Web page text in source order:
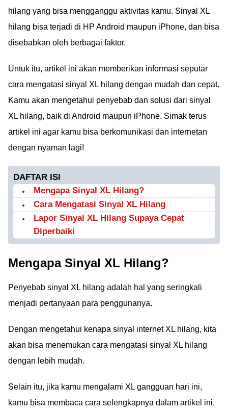
hilang yang bisa mengganggu aktivitas kamu. Sinyal XL
hilang bisa terjadi di HP Android maupun iPhone, dan bisa
disebabkan oleh berbagai faktor.
Untuk itu, artikel ini akan memberikan informasi seputar
cara mengatasi sinyal XL hilang dengan mudah dan cepat.
Kamu akan mengetahui penyebab dan solusi dari sinyal
XL hilang, baik di Android maupun iPhone. Simak terus
artikel ini agar kamu bisa berkomunikasi dan internetan
dengan nyaman lagi!
DAFTAR ISI
Mengapa Sinyal XL Hilang?
Cara Mengatasi Sinyal XL Hilang
Lapor Sinyal XL Hilang Supaya Cepat
Diperbaiki
Mengapa Sinyal XL Hilang?
Penyebab sinyal XL hilang adalah hal yang seringkali
menjadi pertanyaan para penggunanya.
Dengan mengetahui kenapa sinyal internet XL hilang, kita
akan bisa menemukan cara mengatasi sinyal XL hilang
dengan lebih mudah.
Selain itu, jika kamu mengalami XL gangguan hari ini,
kamu bisa membaca cara selengkapnya dalam artikel ini,